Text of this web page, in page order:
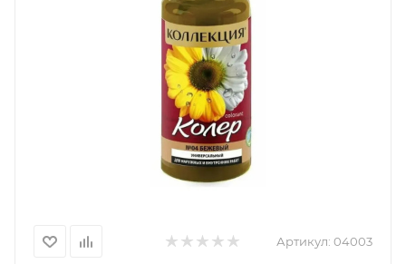
Артикул: 04003